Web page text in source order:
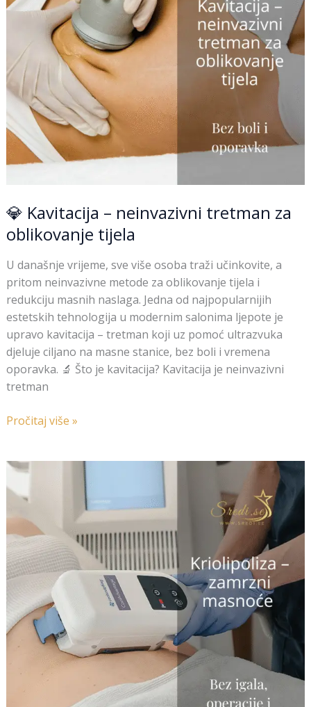
💎 Kavitacija – neinvazivni tretman za
oblikovanje tijela
U današnje vrijeme, sve više osoba traži učinkovite, a
pritom neinvazivne metode za oblikovanje tijela i
redukciju masnih naslaga. Jedna od najpopularnijih
estetskih tehnologija u modernim salonima ljepote je
upravo kavitacija – tretman koji uz pomoć ultrazvuka
djeluje ciljano na masne stanice, bez boli i vremena
oporavka. 🔬 Što je kavitacija? Kavitacija je neinvazivni
tretman
tijela
Pročitaj više »
❄️
Kriolipoliza
zamrzni
masnoće,
oblikuj
tijelo
boli!